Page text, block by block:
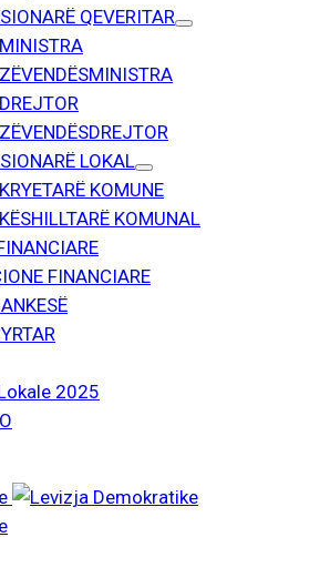
QEVERITAR
MINISTRA
ZËVENDËSMINISTRA
DREJTOR
ZËVENDËSDREJTOR
LOKAL
KRYETARË KOMUNE
KËSHILLTARË KOMUNAL
FINANCIARE
2025